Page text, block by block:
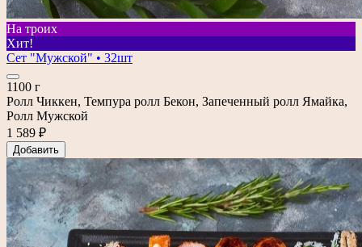
На троих
Хит!
Сет "Мужской" • 32шт
1100 г
Ролл Чиккен, Темпура ролл Бекон, Запеченный ролл Ямайка,
Ролл Мужской
1 589 ₽
Добавить